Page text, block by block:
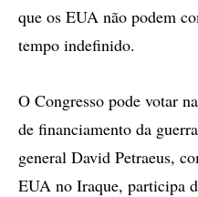
que os EUA não podem
tempo indefinido.
O Congresso pode votar
de financiamento da
general David Petraeus,
EUA no Iraque, participa